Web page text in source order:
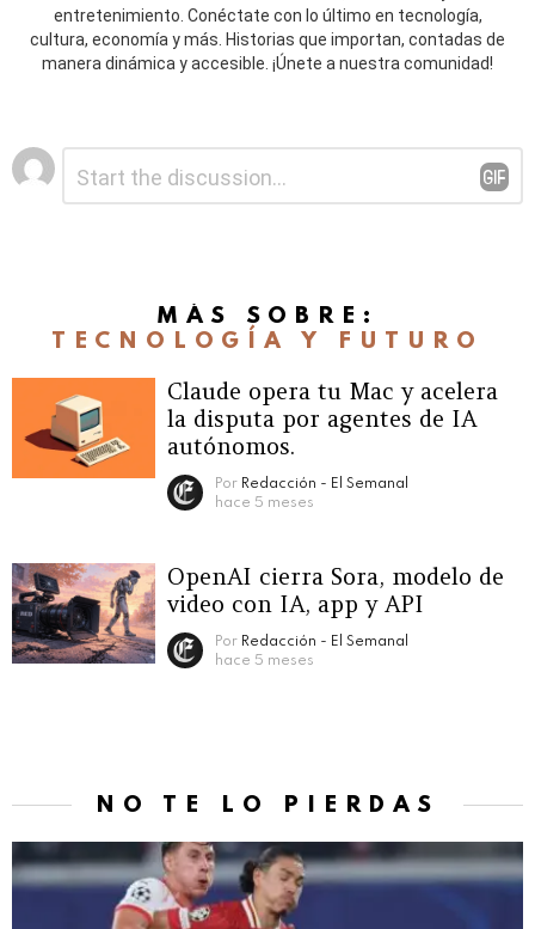
entretenimiento. Conéctate con lo último en tecnología,
cultura, economía y más. Historias que importan, contadas de
manera dinámica y accesible. ¡Únete a nuestra comunidad!
Deja
una
MÁS SOBRE:
TECNOLOGÍA Y FUTURO
Claude opera tu Mac y acelera
la disputa por agentes de IA
autónomos.
Por Redacción - El Semanal
hace 5 meses
OpenAI cierra Sora, modelo de
video con IA, app y API
Por Redacción - El Semanal
hace 5 meses
NO TE LO PIERDAS